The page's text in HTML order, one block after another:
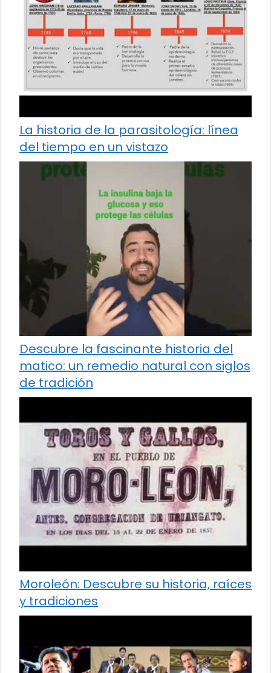
La historia de la parasitología: línea
del tiempo en un vistazo
Descubre la fascinante historia del
matico: un remedio natural con siglos
de tradición
Moroleón: Descubre su historia, raíces
y tradiciones